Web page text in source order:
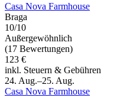
Casa Nova Farmhouse
Braga
10/10
Außergewöhnlich
(17 Bewertungen)
123 €
inkl. Steuern & Gebühren
24. Aug.–25. Aug.
Casa Nova Farmhouse